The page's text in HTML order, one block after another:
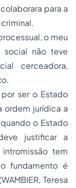
para a
o meu
não teve
cerceadora,
ser o Estado
ordem jurídica a
o Estado
justificar a
tem
fundamento é
Teresa